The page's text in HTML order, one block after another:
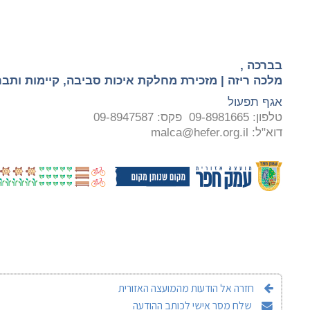
בברכה ,
מלכה ריזה | מזכירת מחלקת איכות סביבה, קיימות
אגף תפעול
טלפון: 09-8981665 פקס: 09-8947587
דוא"ל: malca@hefer.org.il
חזרה אל הודעות מהמועצה האזורית
שלח מסר אישי לכותב ההודעה